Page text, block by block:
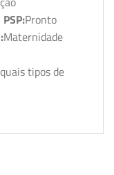
PSP:Pronto
Maternidade
tipos de